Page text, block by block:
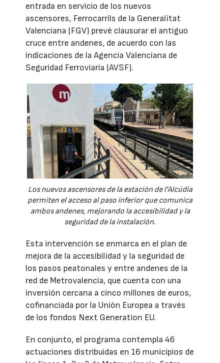
entrada en servicio de los nuevos
ascensores, Ferrocarrils de la Generalitat
Valenciana (FGV) prevé clausurar el antiguo
cruce entre andenes, de acuerdo con las
indicaciones de la Agencia Valenciana de
Seguridad Ferroviaria (AVSF).
Los nuevos ascensores de la estación de l'Alcúdia
permiten el acceso al paso inferior que comunica
ambos andenes, mejorando la accesibilidad y la
seguridad de la instalación.
Esta intervención se enmarca en el plan de
mejora de la accesibilidad y la seguridad de
los pasos peatonales y entre andenes de la
red de Metrovalencia, que cuenta con una
inversión cercana a cinco millones de euros,
cofinanciada por la Unión Europea a través
de los fondos Next Generation EU.
En conjunto, el programa contempla 46
actuaciones distribuidas en 16 municipios de